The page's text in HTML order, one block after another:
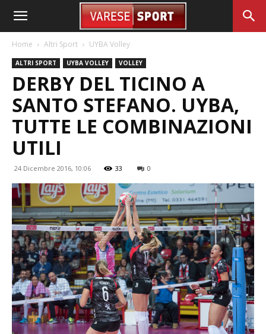
Home Altri Sport UYBA Volley
ALTRI SPORT UYBA VOLLEY VOLLEY
DERBY DEL TICINO A
SANTO STEFANO. UYBA,
TUTTE LE COMBINAZIONI
UTILI
24 Dicembre 2016, 10:06 33 0